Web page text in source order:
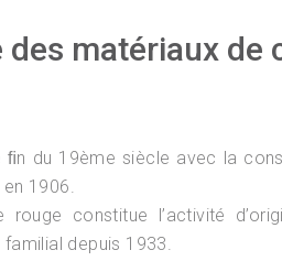
matériaux de
ﬁn du 19ème siècle avec la
1906.
constitue l’activité
familial depuis 1933.